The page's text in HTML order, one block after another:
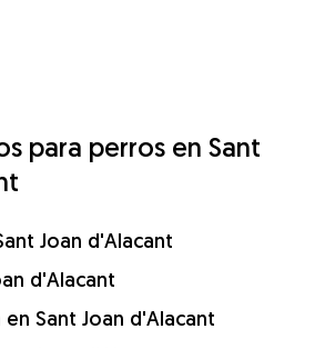
para perros en Sant
Joan d'Alacant
d'Alacant
Sant Joan d'Alacant